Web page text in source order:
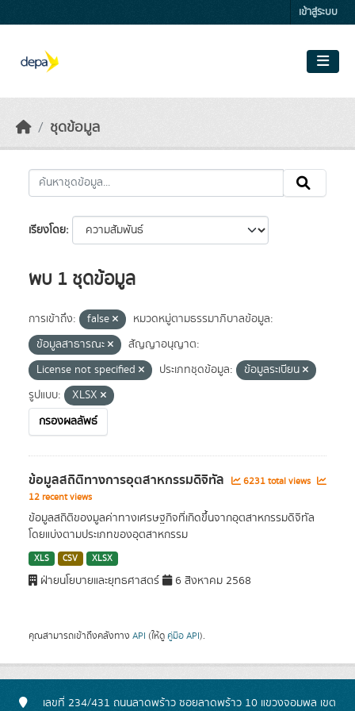
เข้าสู่ระบบ
ชุดข้อมูล
เรียงโดย
พบ 1 ชุดข้อมูล
การเข้าถึง: false
หมวดหมู่ตามธรรมาภิบาลข้อมูล:
ข้อมูลสาธารณะ
สัญญาอนุญาต:
License not specified
ประเภทชุดข้อมูล:
ข้อมูลระเบียน
รูปแบบ:
XLSX
กรองผลลัพธ์
ข้อมูลสถิติทางการอุตสาหกรรมดิจิทัล
6231 total views
12 recent views
ข้อมูลสถิติของมูลค่าทางเศรษฐกิจที่เกิดขึ้นจากอุตสาหกรรมดิจิทัล
โดยแบ่งตามประเภทของอุตสาหกรรม
XLS CSV XLSX
ฝ่ายนโยบายและยุทธศาสตร์ 6 สิงหาคม 2568
คุณสามารถเข้าถึงคลังทาง API (ให้ดู คู่มือ API).
เลขที่ 234/431 ถนนลาดพร้าว ซอยลาดพร้าว 10 แขวงจอมพล เขต